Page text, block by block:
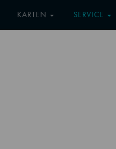
KARTEN SERVICE